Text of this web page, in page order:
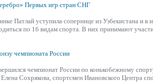
Первых игр стран СНГ
Патлай уступила сопернице из Узбекистана и в
по 16 видам спорта. В них принимают
чемпионата России
чемпионат России по конькобежному
Сохрякова, спортсмен Ивановского Центра